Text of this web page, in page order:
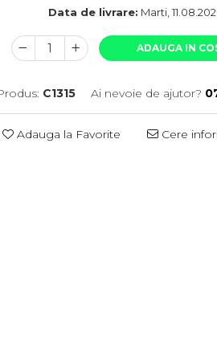
Data de livrare: Marti,
ADAUGA IN
C1315 Ai nevoie de ajutor?
Adauga la Favorite Cere